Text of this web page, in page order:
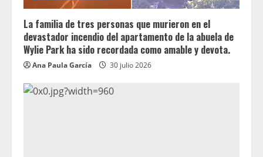
La familia de tres personas que murieron en el
devastador incendio del apartamento de la abuela de
Wylie Park ha sido recordada como amable y devota.
Ana Paula García 30 julio 2026